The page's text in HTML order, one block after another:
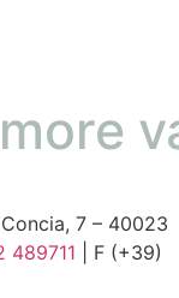
7 – 40023
489711 | F (+39)